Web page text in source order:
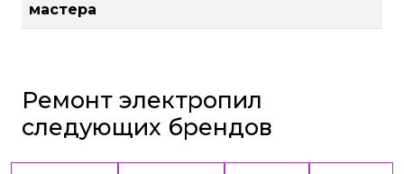
мастера
Ремонт электропил
следующих брендов